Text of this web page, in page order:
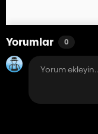
Yorumlar 0